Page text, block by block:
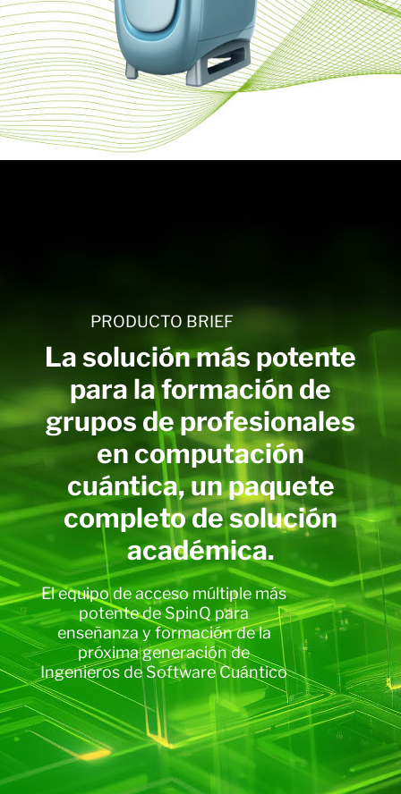
PRODUCTO BRIEF
La solución más potente
para la formación de
grupos de profesionales
en computación
cuántica, un paquete
completo de solución
académica.
El equipo de acceso múltiple más
potente de SpinQ para
enseñanza y formación de la
próxima generación de
Ingenieros de Software Cuántico